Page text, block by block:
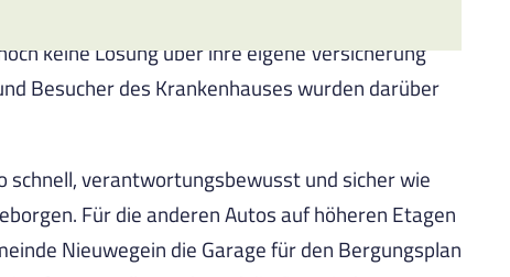
sind die drei Parteien froh, dass die
keine Lösung über ihre eigene Versicherung
Besucher des Krankenhauses wurden darüber
schnell, verantwortungsbewusst und sicher wie
Für die anderen Autos auf höheren Etagen
Nieuwegein die Garage für den Bergungsplan